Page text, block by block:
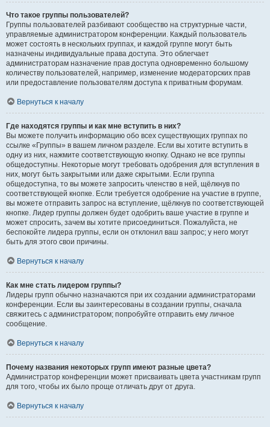
Что такое группы пользователей?
Группы пользователей разбивают сообщество на структурные части,
управляемые администратором конференции. Каждый пользователь
может состоять в нескольких группах, и каждой группе могут быть
назначены индивидуальные права доступа. Это облегчает
администраторам назначение прав доступа одновременно большому
количеству пользователей, например, изменение модераторских прав
или предоставление пользователям доступа к приватным форумам.
Вернуться к началу
Где находятся группы и как мне вступить в них?
Вы можете получить информацию обо всех существующих группах по
ссылке «Группы» в вашем личном разделе. Если вы хотите вступить в
одну из них, нажмите соответствующую кнопку. Однако не все группы
общедоступны. Некоторые могут требовать одобрения для вступления в
них, могут быть закрытыми или даже скрытыми. Если группа
общедоступна, то вы можете запросить членство в ней, щёлкнув по
соответствующей кнопке. Если требуется одобрение на участие в группе,
вы можете отправить запрос на вступление, щёлкнув по соответствующей
кнопке. Лидер группы должен будет одобрить ваше участие в группе и
может спросить, зачем вы хотите присоединиться. Пожалуйста, не
беспокойте лидера группы, если он отклонил ваш запрос; у него могут
быть для этого свои причины.
Вернуться к началу
Как мне стать лидером группы?
Лидеры групп обычно назначаются при их создании администраторами
конференции. Если вы заинтересованы в создании группы, сначала
свяжитесь с администратором; попробуйте отправить ему личное
сообщение.
Вернуться к началу
Почему названия некоторых групп имеют разные цвета?
Администратор конференции может присваивать цвета участникам групп
для того, чтобы их было проще отличать друг от друга.
Вернуться к началу